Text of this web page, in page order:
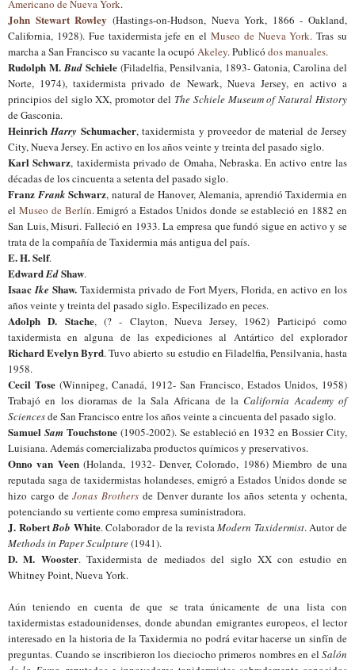
Americano de Nueva York.
John Stewart Rowley (Hastings-on-Hudson, Nueva York, 1866 - Oakland,
California, 1928). Fue taxidermista jefe en el Museo de Nueva York. Tras su
marcha a San Francisco su vacante la ocupó Akeley. Publicó dos manuales.
Rudolph M. Bud Schiele (Filadelfia, Pensilvania, 1893- Gatonia, Carolina del
Norte, 1974), taxidermista privado de Newark, Nueva Jersey, en activo a
principios del siglo XX, promotor del The Schiele Museum of Natural History
de Gasconia.
HeinrichHarry Schumacher, taxidermista y proveedor de material de Jersey
City, Nueva Jersey. En activo en los años veinte y treinta del pasado siglo.
Karl Schwarz, taxidermista privado de Omaha, Nebraska. En activo entre las
décadas de los cincuenta a setenta del pasado siglo.
Franz Frank Schwarz, natural de Hanover, Alemania, aprendió Taxidermia en
el Museo de Berlín. Emigró a Estados Unidos donde se estableció en 1882 en
San Luis, Misuri. Falleció en 1933. La empresa que fundó sigue en activo y se
trata de la compañía de Taxidermia más antigua del país.
E. H. Self.
EdwardEdShaw.
Isaac Ike Shaw.Taxidermista privado de Fort Myers, Florida, en activo en los
años veinte y treinta del pasado siglo. Especilizado en peces.
Adolph D. Stache, (? - Clayton, Nueva Jersey, 1962) Participó como
taxidermista en alguna de las expediciones al Antártico del explorador
Richard Evelyn Byrd. Tuvo abierto su estudio en Filadelfia, Pensilvania, hasta
1958.
Cecil Tose (Winnipeg, Canadá, 1912- San Francisco, Estados Unidos, 1958)
Trabajó en los dioramas de la Sala Africana de laCalifornia Academy of
Sciencesde San Francisco entre los años veinte a cincuenta del pasado siglo.
Samuel SamTouchstone(1905-2002). Se estableció en 1932 en Bossier City,
Luisiana. Además comercializaba productos químicos y preservativos.
Onno van Veen(Holanda, 1932- Denver, Colorado, 1986) Miembro de una
reputada saga de taxidermistas holandeses, emigró a Estados Unidos donde se
hizo cargo deJonas Brothers de Denver durante los años setenta y ochenta,
potenciando su vertiente como empresa suministradora.
J. RobertBob White. Colaborador de la revistaModern Taxidermist. Autor de
Methods in Paper Sculpture(1941).
D. M. Wooster. Taxidermista de mediados del siglo XX con estudio en
Whitney Point, Nueva York.
Aún teniendo en cuenta de que se trata únicamente de una lista con
taxidermistas estadounidenses, donde abundan emigrantes europeos, el lector
interesado en la historia de la Taxidermia no podrá evitar hacerse un sinfín de
preguntas. Cuando se inscribieron los dieciocho primeros nombres en el Salón